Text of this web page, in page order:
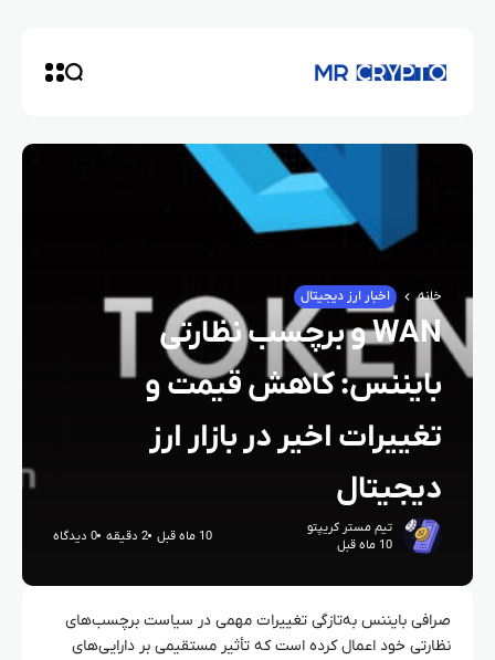
خانه اخبار ارز دیجیتال
WAN و برچسب نظارتی
بایننس: کاهش قیمت و
تغییرات اخیر در بازار ارز
دیجیتال
تیم مستر کریپتو
10 ماه قبل
10 ماه قبل 2 دقیقه 0 دیدگاه
صرافی بایننس به‌تازگی تغییرات مهمی در سیاست برچسب‌های
نظارتی خود اعمال کرده است که تأثیر مستقیمی بر دارایی‌های